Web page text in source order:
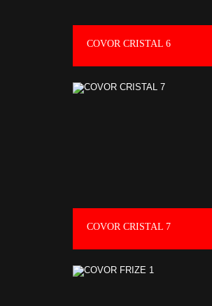
COVOR CRISTAL 6
COVOR CRISTAL 7